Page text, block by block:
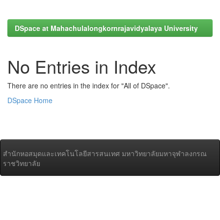
DSpace at Mahachulalongkornrajavidyalaya University
No Entries in Index
There are no entries in the index for "All of DSpace".
DSpace Home
สำนักหอสมุดและเทคโนโลยีสารสนเทศ มหาวิทยาลัยมหาจุฬาลงกรณ
ราชวิทยาลัย